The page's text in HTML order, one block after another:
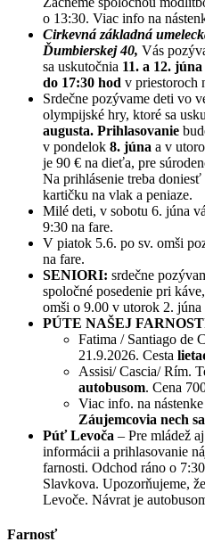
o 13:30. Viac info na
Cirkevná základná
Ďumbierskej 40, Vás
sa uskutočnia 11. a 12. júna
do 17:30 hod v priestoroch
Srdečne pozývame deti vo
olympijské hry, ktoré sa
augusta. Prihlasovanie
v pondelok 8. júna a v
je 90 € na dieťa, pre
Na prihlásenie treba
kartičku na vlak a peniaze.
Milé deti, v sobotu 6. júna
9:30 na fare.
V piatok 5.6. po sv. omši
na fare.
SENIORI: srdečne
spoločné posedenie pri
omši o 9.00 v utorok 2. júna
PÚTE NAŠEJ
Fatima / Santiago de
21.9.2026. Cesta
Assisi/ Cascia/ Rím.
autobusom. Cena
Viac info. na
Záujemcovia nech
Púť Levoča – Pre mládež
informácii a prihlasovanie
farnosti. Odchod ráno o
Slavkova. Upozorňujeme,
Levoče. Návrat je
Farnosť